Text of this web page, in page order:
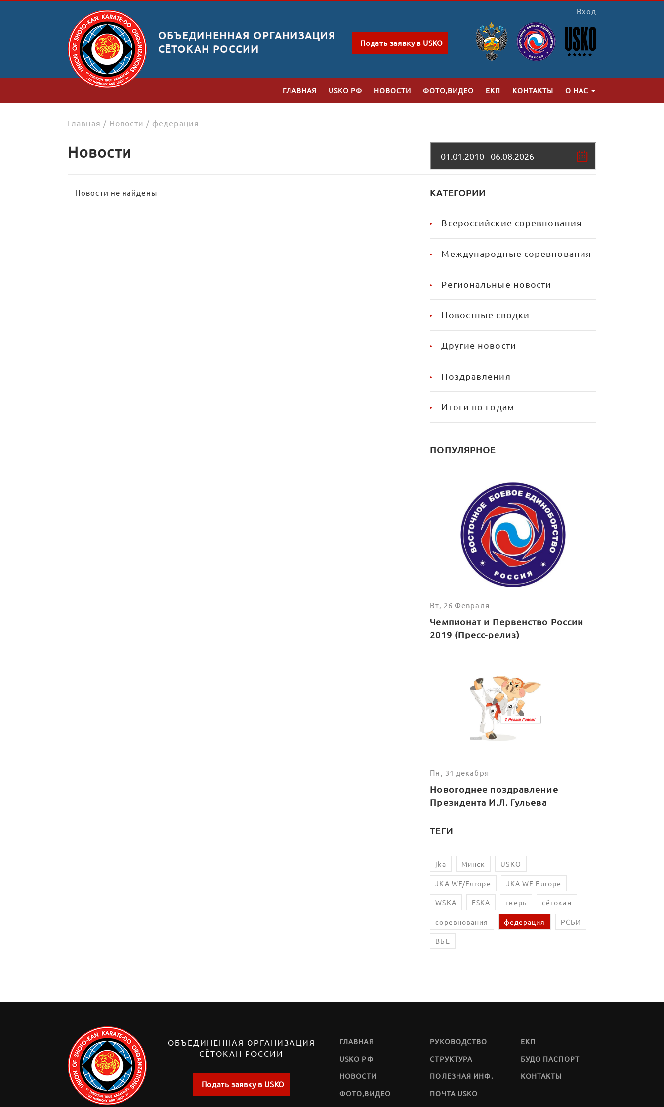
ОБЪЕДИНЕННАЯ ОРГАНИЗАЦИЯ
СЁТОКАН РОССИИ
Подать заявку в USKO
Вход
ГЛАВНАЯ USKO РФ НОВОСТИ ФОТО,ВИДЕО ЕКП КОНТАКТЫ О НАС
Главная / Новости / федерация
Новости
Новости не найдены КАТЕГОРИИ
Всероссийские соревнования
Международные соревнования
Региональные новости
Новостные сводки
Другие новости
Поздравления
Итоги по годам
ПОПУЛЯРНОЕ
Вт, 26 Февраля
Чемпионат и Первенство России
2019 (Пресс-релиз)
Пн, 31 декабря
Новогоднее поздравление
Президента И.Л. Гульева
ТЕГИ
jka Минск USKO
JKA WF/Europe JKA WF Europe
WSKA ESKA тверь сётокан
соревнования федерация РСБИ
ВБЕ
ОБЪЕДИНЕННАЯ ОРГАНИЗАЦИЯ
СЁТОКАН РОССИИ
Подать заявку в USKO
ГЛАВНАЯ
USKO РФ
НОВОСТИ
ФОТО,ВИДЕО
РУКОВОДСТВО
СТРУКТУРА
ПОЛЕЗНАЯ ИНФ.
ПОЧТА USKO
ЕКП
БУДО ПАСПОРТ
КОНТАКТЫ